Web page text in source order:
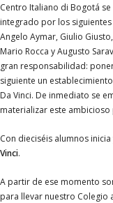
Centro Italiano di Bogotá
integrado por los
Angelo Aymar, Giulio
Mario Rocca y Augusto
gran responsabilidad:
siguiente un
Da Vinci. De inmediato se
materializar este ambicioso
Con dieciséis alumnos
Vinci.
A partir de ese momento
para llevar nuestro Colegio